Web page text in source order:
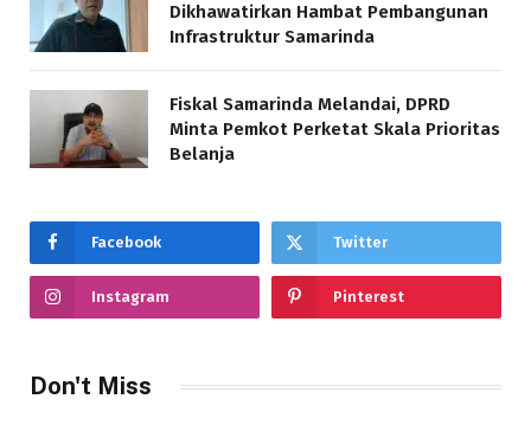
Dikhawatirkan Hambat Pembangunan
Infrastruktur Samarinda
Fiskal Samarinda Melandai, DPRD
Minta Pemkot Perketat Skala Prioritas
Belanja
Facebook Twitter
Instagram Pinterest
Don't Miss